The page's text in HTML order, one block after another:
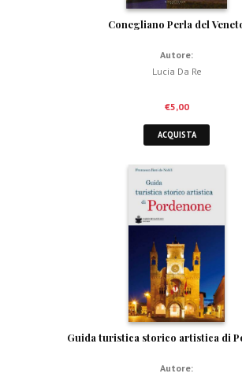
Conegliano Perla del
Autore:
Lucia Da Re
€5,00
ACQUISTA
Guida turistica storico artistica di
Autore: